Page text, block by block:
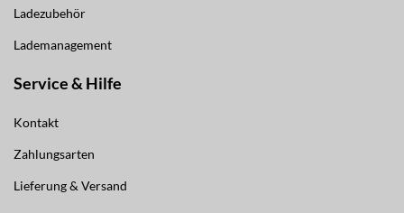
Ladezubehör
Lademanagement
Service & Hilfe
Kontakt
Zahlungsarten
Lieferung & Versand